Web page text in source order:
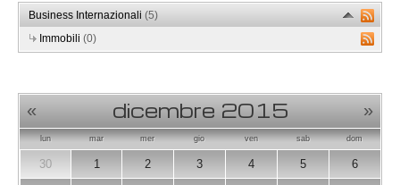
Business Internazionali (5)
Immobili (0)
« dicembre 2015 »
lun mar mer gio ven sab dom
30 1 2 3 4 5 6